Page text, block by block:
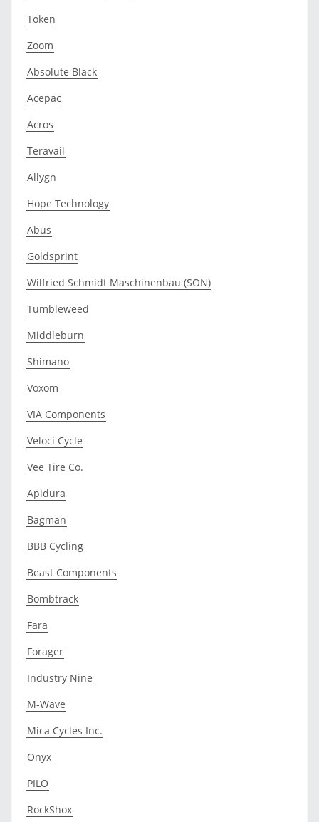
Token
Zoom
Absolute Black
Acepac
Acros
Teravail
Allygn
Hope Technology
Abus
Goldsprint
Wilfried Schmidt Maschinenbau (SON)
Tumbleweed
Middleburn
Shimano
Voxom
VIA Components
Veloci Cycle
Vee Tire Co.
Apidura
Bagman
BBB Cycling
Beast Components
Bombtrack
Fara
Forager
Industry Nine
M-Wave
Mica Cycles Inc.
Onyx
PILO
RockShox